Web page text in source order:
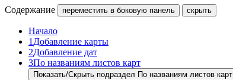
Содержание переместить в боковую панель скрыть
Начало
1 Добавление карты
2Добавление дат
3По названиям листов карт
Показать/Скрыть подраздел По названиям листов карт